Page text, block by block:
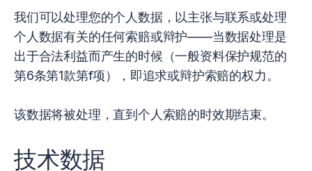
我们可以处理您的个人数据，以主张与联系或处理
个人数据有关的任何索赔或辩护——当数据处理是
出于合法利益而产生的时候（一般资料保护规范的
第6条第1款第f项），即追求或辩护索赔的权力。
该数据将被处理，直到个人索赔的时效期结束。
技术数据